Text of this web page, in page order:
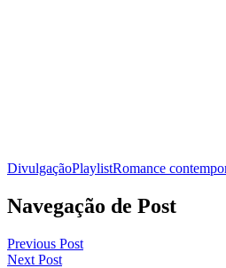
DivulgaçãoPlaylistRomance
Navegação de Post
Previous Post
Next Post